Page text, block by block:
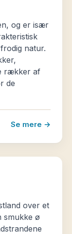
og er især
natur.
rækker af
de
Se mere →
over et
smukke ø